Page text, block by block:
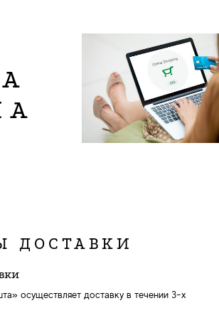
ДОСТАВКИ
осуществляет доставку в течении 3-х